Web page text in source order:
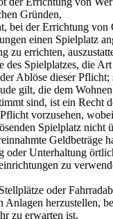
Gründen,
bei der Errichtung von
einen Spielplatz
zu errichten,
des Spielplatzes, die
Ablöse dieser
gilt, die dem
sind, ist ein Recht
vorzusehen,
Spielplatz nicht
Geldbeträge
oder Unterhaltung
zu
oder
Anlagen herzustellen,
zu erwarten ist,